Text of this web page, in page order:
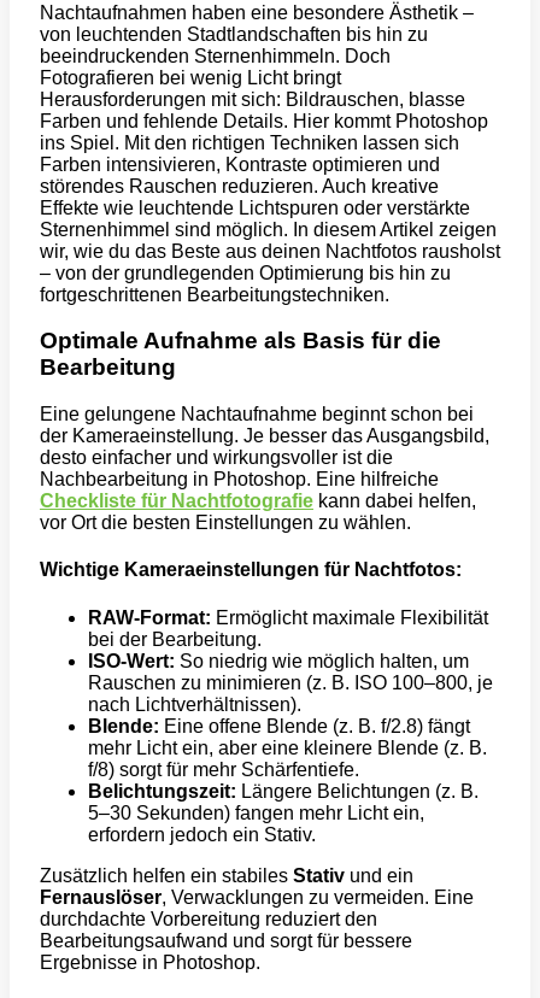
Nachtaufnahmen haben eine besondere Ästhetik –
von leuchtenden Stadtlandschaften bis hin zu
beeindruckenden Sternenhimmeln. Doch
Fotografieren bei wenig Licht bringt
Herausforderungen mit sich: Bildrauschen, blasse
Farben und fehlende Details. Hier kommt Photoshop
ins Spiel. Mit den richtigen Techniken lassen sich
Farben intensivieren, Kontraste optimieren und
störendes Rauschen reduzieren. Auch kreative
Effekte wie leuchtende Lichtspuren oder verstärkte
Sternenhimmel sind möglich. In diesem Artikel zeigen
wir, wie du das Beste aus deinen Nachtfotos rausholst
– von der grundlegenden Optimierung bis hin zu
fortgeschrittenen Bearbeitungstechniken.
Optimale Aufnahme als Basis für die
Bearbeitung
Eine gelungene Nachtaufnahme beginnt schon bei
der Kameraeinstellung. Je besser das Ausgangsbild,
desto einfacher und wirkungsvoller ist die
Nachbearbeitung in Photoshop. Eine hilfreiche
Checkliste für Nachtfotografie kann dabei helfen,
vor Ort die besten Einstellungen zu wählen.
Wichtige Kameraeinstellungen für Nachtfotos:
RAW-Format: Ermöglicht maximale Flexibilität
bei der Bearbeitung.
ISO-Wert: So niedrig wie möglich halten, um
Rauschen zu minimieren (z. B. ISO 100–800, je
nach Lichtverhältnissen).
Blende: Eine offene Blende (z. B. f/2.8) fängt
mehr Licht ein, aber eine kleinere Blende (z. B.
f/8) sorgt für mehr Schärfentiefe.
Belichtungszeit: Längere Belichtungen (z. B.
5–30 Sekunden) fangen mehr Licht ein,
erfordern jedoch ein Stativ.
Zusätzlich helfen ein stabiles Stativ und ein
Fernauslöser, Verwacklungen zu vermeiden. Eine
durchdachte Vorbereitung reduziert den
Bearbeitungsaufwand und sorgt für bessere
Ergebnisse in Photoshop.